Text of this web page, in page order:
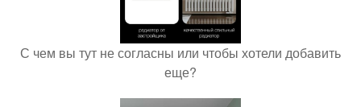
С чем вы тут не согласны или чтобы хотели добавить
еще?